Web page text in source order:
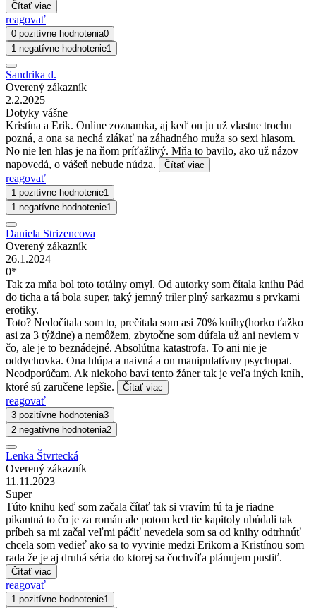
Čítať viac
reagovať
0 pozitívne hodnotenia0
1 negatívne hodnotenie1
Sandrika d.
Overený zákazník
2.2.2025
Dotyky vášne
Kristína a Erik. Online zoznamka, aj keď on ju už vlastne trochu
pozná, a ona sa nechá zlákať na záhadného muža so sexi hlasom.
No nie len hlas je na ňom príťažlivý. Mňa to bavilo, ako už názov
napovedá, o vášeň nebude núdza.
Čítať viac
reagovať
1 pozitívne hodnotenie1
1 negatívne hodnotenie1
Daniela Strizencova
Overený zákazník
26.1.2024
0*
Tak za mňa bol toto totálny omyl. Od autorky som čítala knihu Pád
do ticha a tá bola super, taký jemný triler plný sarkazmu s prvkami
erotiky.
Toto? Nedočítala som to, prečítala som asi 70% knihy(horko ťažko
asi za 3 týždne) a nemôžem, zbytočne som dúfala už ani neviem v
čo, ale je to beznádejné. Absolútna katastrofa. To ani nie je
oddychovka. Ona hlúpa a naivná a on manipulatívny psychopat.
Neodporúčam. Ak niekoho baví tento žáner tak je veľa iných kníh,
ktoré sú zaručene lepšie.
Čítať viac
reagovať
3 pozitívne hodnotenia3
2 negatívne hodnotenia2
Lenka Štvrtecká
Overený zákazník
11.11.2023
Super
Túto knihu keď som začala čítať tak si vravím fú ta je riadne
pikantná to čo je za román ale potom ked tie kapitoly ubúdali tak
príbeh sa mi začal veľmi páčiť nevedela som sa od knihy odtrhnúť
chcela som vedieť ako sa to vyvinie medzi Erikom a Kristínou som
rada že je aj druhá séria do ktorej sa čochvíľa plánujem pustiť.
Čítať viac
reagovať
1 pozitívne hodnotenie1